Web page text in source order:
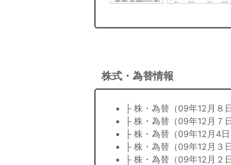
株式・為替情報
├ 株・為替（09年12月８日
├ 株・為替（09年12月７日
├ 株・為替（09年12月4日
├ 株・為替（09年12月３日
├ 株・為替（09年12月２日